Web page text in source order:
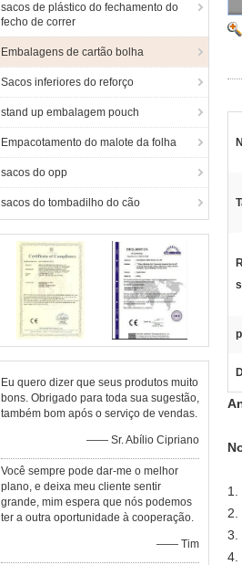
sacos de plástico do fechamento do
fecho de correr
Embalagens de cartão bolha
Sacos inferiores do reforço
stand up embalagem pouch
Empacotamento do malote da folha
sacos do opp
sacos do tombadilho do cão
Eu quero dizer que seus produtos muito
bons. Obrigado para toda sua sugestão,
também bom após o serviço de vendas.
—— Sr. Abílio Cipriano
Você sempre pode dar-me o melhor
plano, e deixa meu cliente sentir
grande, mim espera que nós podemos
ter a outra oportunidade à cooperação.
—— Tim
1.
2.
3.
4.